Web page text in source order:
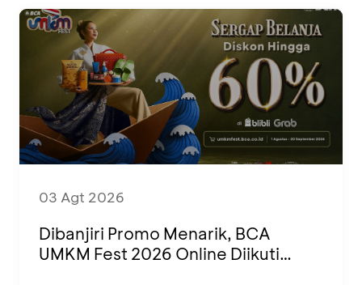
03 Agt 2026
Dibanjiri Promo Menarik, BCA
UMKM Fest 2026 Online Diikuti